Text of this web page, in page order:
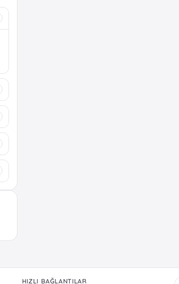
HIZLI BAĞLANTILAR